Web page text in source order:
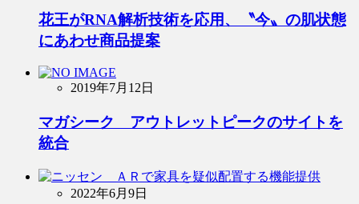
花王がRNA解析技術を応用、〝今〟の肌状態
にあわせ商品提案
2019年7月12日
マガシーク アウトレットピークのサイトを
統合
2022年6月9日